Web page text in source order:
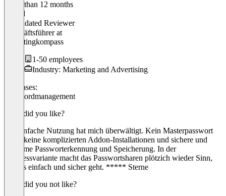
Older than 12 months
Daniel
Validated Reviewer
Geschäftsführerat
marketingkompass
1-50 employees
Industry: Marketing and Advertising
Use cases:
Passwordmanagement
What did you like?
Die einfache Nutzung hat mich überwältigt. Kein Masterpasswort
mehr, keine komplizierten Addon-Installationen und sichere und
bequeme Passworterkennung und Speicherung. In der
Businessvariante macht das Passwortsharen plötzich wieder Sinn,
weil es einfach und sicher geht. ***** Sterne
What did you not like?